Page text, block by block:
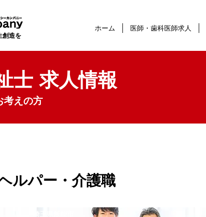
創造を
ホーム 医師・歯科医師求人
士 求人情報
考えの方
ルパー・介護職